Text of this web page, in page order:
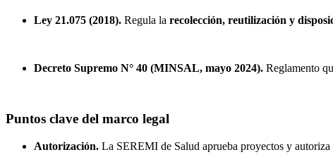
Ley 21.075 (2018). Regula la recolección, reutilización y
Decreto Supremo N° 40 (MINSAL, mayo 2024). Reglamento
Puntos clave del marco legal
Autorización. La SEREMI de Salud aprueba proyectos y autoriza